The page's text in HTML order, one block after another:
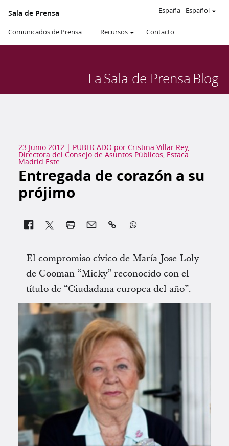
Sala de Prensa
Comunicados de Prensa Recursos Contacto
España- Español
LaSala de Prensa Blog
23 Junio 2012| PUBLICADO por Cristina Villar Rey,
Directora del Consejo de Asuntos Públicos, Estaca
Madrid Este
Entregada de corazón a su
prójimo
 
El compromiso cívico de María Jose Loly
de Cooman “Micky” reconocido con el
título de “Ciudadana europea del año”.